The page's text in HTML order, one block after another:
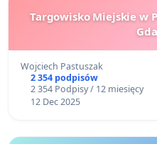
Targowisko Miejskie w
Wojciech Pastuszak
2 354 podpisów
2 354 Podpisy / 12 miesięcy
12 Dec 2025